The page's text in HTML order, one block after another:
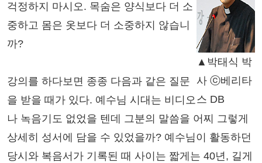
▲박태식 박
사 ⓒ베리타
스 DB
걱정하지 마시오. 목숨은 양식보다 더 소
중하고 몸은 옷보다 더 소중하지 않습니
까?
강의를 하다보면 종종 다음과 같은 질문
을 받을 때가 있다. 예수님 시대는 비디오
나 녹음기도 없었을 텐데 그분의 말씀을 어찌 그렇게
상세히 성서에 담을 수 있었을까? 예수님이 활동하던
당시와 복음서가 기록된 때 사이는 짧게는 40년, 길게